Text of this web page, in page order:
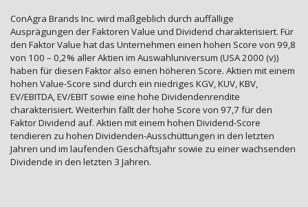
ConAgra Brands Inc. wird maßgeblich durch auffällige
Ausprägungen der Faktoren Value und Dividend charakterisiert. Für
den Faktor Value hat das Unternehmen einen hohen Score von 99,8
von 100 – 0,2% aller Aktien im Auswahluniversum (USA 2000 (v))
haben für diesen Faktor also einen höheren Score. Aktien mit einem
hohen Value-Score sind durch ein niedriges KGV, KUV, KBV,
EV/EBITDA, EV/EBIT sowie eine hohe Dividendenrendite
charakterisiert. Weiterhin fällt der hohe Score von 97,7 für den
Faktor Dividend auf. Aktien mit einem hohen Dividend-Score
tendieren zu hohen Dividenden-Ausschüttungen in den letzten
Jahren und im laufenden Geschäftsjahr sowie zu einer wachsenden
Dividende in den letzten 3 Jahren.